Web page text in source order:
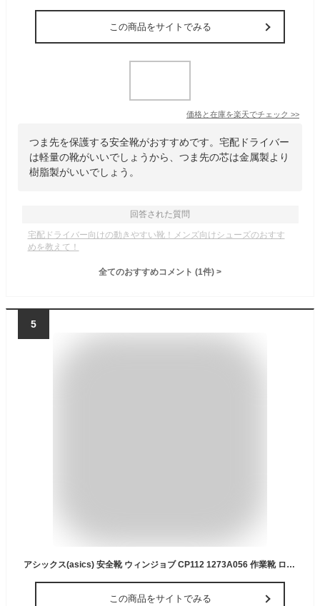
この商品をサイトでみる
価格と在庫を楽天でチェック >>
つま先を保護する安全靴がおすすめです。宅配ドライバー
は軽量の靴がいいでしょうから、つま先の芯は金属製より
樹脂製がいいでしょう。
回答された質問
宅配ドライバー向けの動きやすい靴！メンズ向けシューズのおすす
めを教えて！
全てのおすすめコメント (1件) >
5
アシックス(asics) 安全靴 ウィンジョブ CP112 1273A056 作業靴 ローカット ベルトタイプ 3E相当
この商品をサイトでみる